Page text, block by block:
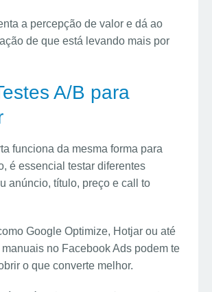
a percepção de valor e dá ao
de que está levando mais por
A/B para
funciona da mesma forma para
é essencial testar diferentes
anúncio, título, preço e call to
Google Optimize, Hotjar ou até
no Facebook Ads podem te
o que converte melhor.